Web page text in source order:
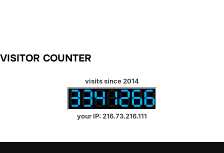
VISITOR COUNTER
visits since 2014
your IP: 216.73.216.111